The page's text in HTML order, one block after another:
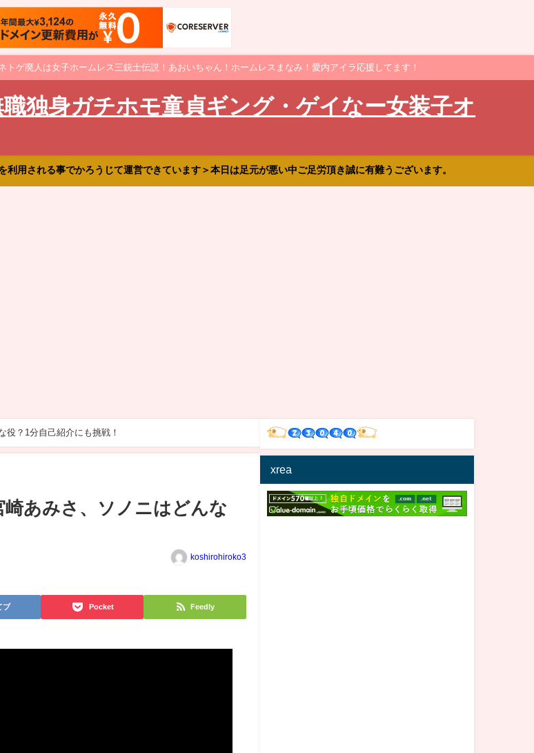
ゲ廃人は女子ホームレス三銃士伝説！あおいちゃん！ホームレスまなみ！愛内アイラ応援してます！
独身ガチホモ童貞ギング・ゲイなー女装子オ
用される事でかろうじて運営できています＞本日は足元が悪い中ご足労頂き誠に有難うございます。
役？1分自己紹介にも挑戦！
崎あみさ、ソノニはどんな
koshirohiroko3
ブ Pocket Feedly
xrea